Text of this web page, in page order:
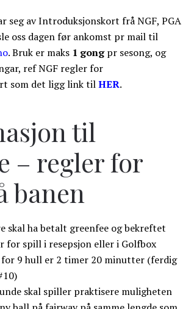
seg av Introduksjonskort frå NGF, PGA
oss dagen før ankomst pr mail til
. Bruk er maks 1 gongpr sesong, og
ref NGF regler for
som det ligg link tilHER.
til
– regler for
banen
skal ha betalt greenfee og bekreftet
for spill i resepsjon eller i Golfbox
9 hull er 2 timer 20 minutter (ferdig
skal spiller praktisere muligheten